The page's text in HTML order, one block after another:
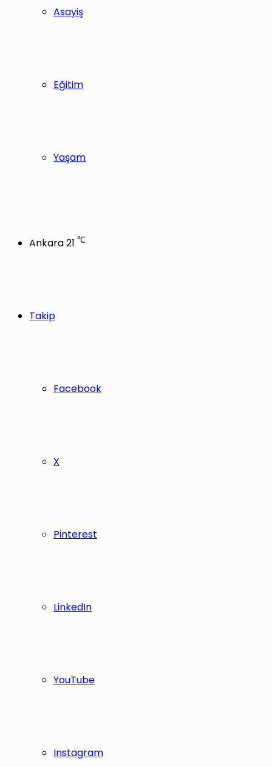
Asayiş
Eğitim
Yaşam
Ankara21 ℃
Takip
Facebook
X
Pinterest
LinkedIn
YouTube
Instagram